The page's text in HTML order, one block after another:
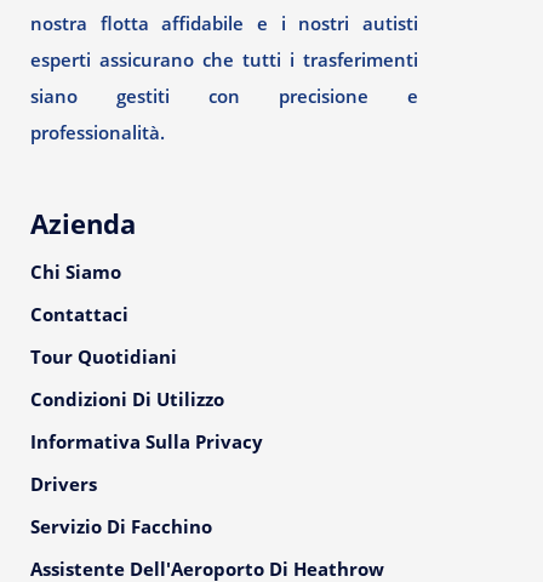
nostra flotta affidabile e i nostri autisti
esperti assicurano che tutti i trasferimenti
siano gestiti con precisione e
professionalità.
Azienda
Chi Siamo
Contattaci
Tour Quotidiani
Condizioni Di Utilizzo
Informativa Sulla Privacy
Drivers
Servizio Di Facchino
Assistente Dell'Aeroporto Di Heathrow